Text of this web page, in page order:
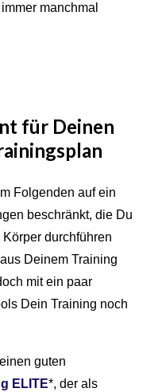
manchmal
für Deinen
Folgenden auf ein
beschränkt, die Du
durchführen
Deinem Training
mit ein paar
Dein Training noch
guten
ELITE*, der als